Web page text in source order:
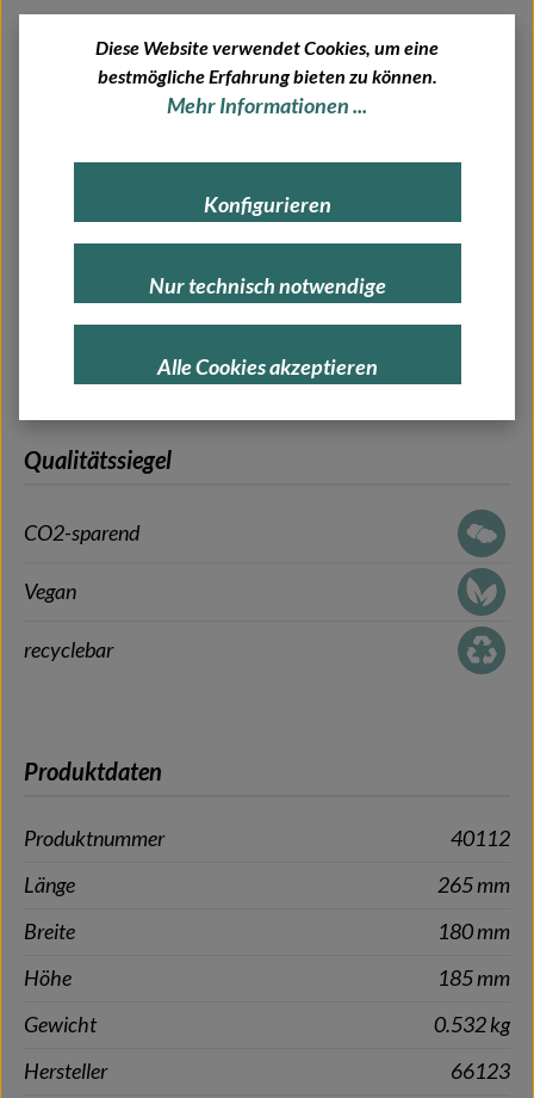
Sie haben Fragen zu diesem Artikel? Wir helfen Ihnen
Qualitätssiegel
CO2-sparend
Vegan
recyclebar
Produktdaten
Produktnummer
40112
Länge
265 mm
Breite
180 mm
Höhe
185 mm
Gewicht
0.532 kg
Hersteller
66123
Diese Website verwendet Cookies, um eine
bestmögliche Erfahrung bieten zu können.
Mehr Informationen ...
Alle Cookies akzeptieren
Konfigurieren
Nur technisch notwendige